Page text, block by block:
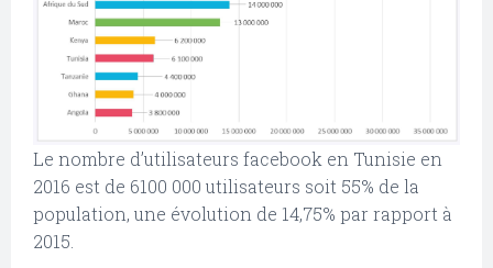
Le nombre d’utilisateurs facebook en Tunisie en
2016 est de 6100 000 utilisateurs soit 55% de la
population, une évolution de 14,75% par rapport à
2015.